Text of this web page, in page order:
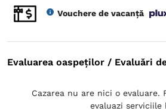
Vouchere de vacanță
Evaluarea oaspeților / Evaluări
Cazarea nu are nici o
evaluazi serviciile